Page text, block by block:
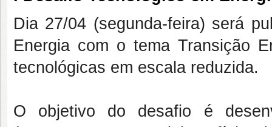
Dia 27/04 (segunda-feira) será
Energia com o tema Transição
tecnológicas em escala reduzida.
O objetivo do desafio é